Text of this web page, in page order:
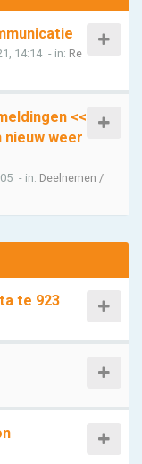
14:14 - in: Re
<<
nieuw weer
- in: Deelnemen /
te 923